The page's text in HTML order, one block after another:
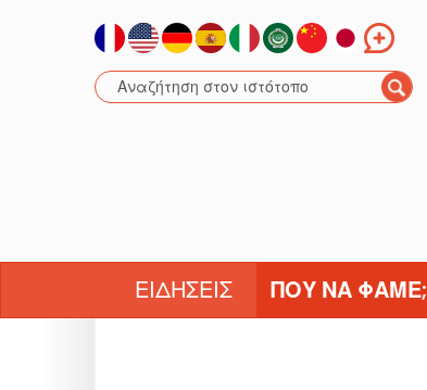
ΕΙΔΉΣΕΙΣ ΠΟΎ ΝΑ ΦΆΜΕ;